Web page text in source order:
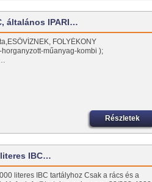
általános IPARI…
FOLYÉKONY
műanyag-kombi );
Részletek
literes IBC…
literes IBC tartályhoz Csak a rács és a